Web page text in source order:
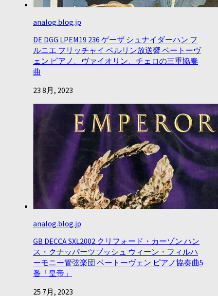
analog.blog.jp
DE DGG LPEM19 236 ゲーザ シュナイダーハン フ
ルニエ フリッチャイ ベルリン放送響 ベートーヴ
ェン ピアノ、ヴァイオリン、チェロの三重協奏
曲
23 8月, 2023
analog.blog.jp
GB DECCA SXL2002 クリフォード・カーゾン ハン
ス・クナッパーツブッシュ ウィーン・フィルハ
ーモニー管弦楽団 ベートーヴェン ピアノ協奏曲5
番「皇帝」
25 7月, 2023